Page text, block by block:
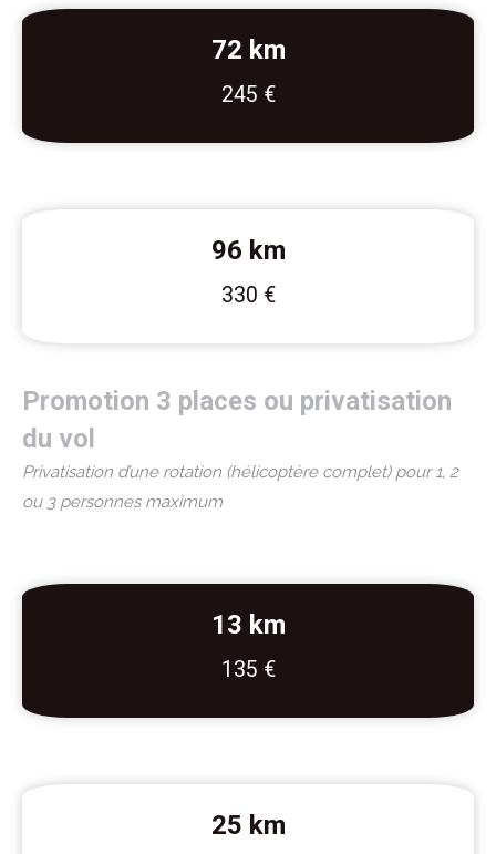
72 km
245 €
96 km
330 €
Promotion 3 places ou privatisation
du vol
Privatisation d’une rotation (hélicoptère complet) pour 1, 2
ou 3 personnes maximum
13 km
135 €
25 km